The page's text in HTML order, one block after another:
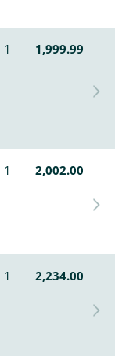
1 1,999.99
1 2,002.00
1 2,234.00